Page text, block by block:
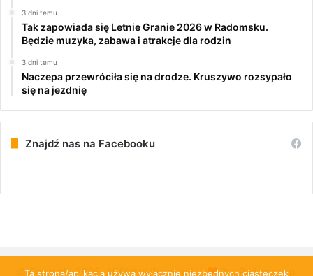
3 dni temu
Tak zapowiada się Letnie Granie 2026 w Radomsku.
Będzie muzyka, zabawa i atrakcje dla rodzin
3 dni temu
Naczepa przewróciła się na drodze. Kruszywo rozsypało
się na jezdnię
Znajdź nas na Facebooku
© Copyright 2026, All Rights Reserved | PulsRadomska.pl
Ta strona/aplikacja używa wyłącznie niezbędnych ciasteczek